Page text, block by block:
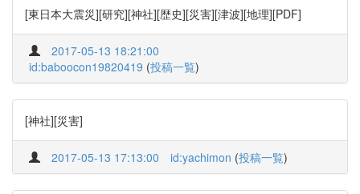
[東日本大震災][研究][神社][歴史][災害][津波][地理][PDF]
2017-05-13 18:21:00
id:baboocon19820419 (投稿一覧)
[神社][災害]
2017-05-13 17:13:00 id:yachimon (投稿一覧)